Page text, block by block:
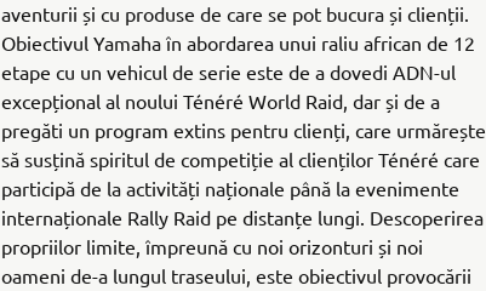
aventurii și cu produse de care se pot bucura și clienții.
Obiectivul Yamaha în abordarea unui raliu african de 12
etape cu un vehicul de serie este de a dovedi ADN-ul
excepțional al noului Ténéré World Raid, dar și de a
pregăti un program extins pentru clienți, care urmărește
să susțină spiritul de competiție al clienților Ténéré care
participă de la activități naționale până la evenimente
internaționale Rally Raid pe distanțe lungi. Descoperirea
propriilor limite, împreună cu noi orizonturi și noi
oameni de-a lungul traseului, este obiectivul provocării